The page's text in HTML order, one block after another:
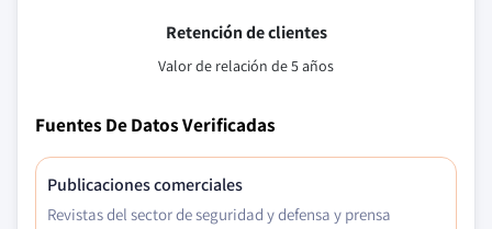
Retención de clientes
Valor de relación de 5 años
Fuentes De Datos Verificadas
Publicaciones comerciales
Revistas del sector de seguridad y defensa y prensa